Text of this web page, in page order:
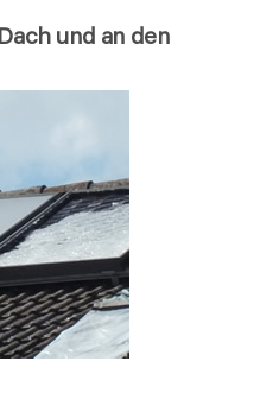
und an den